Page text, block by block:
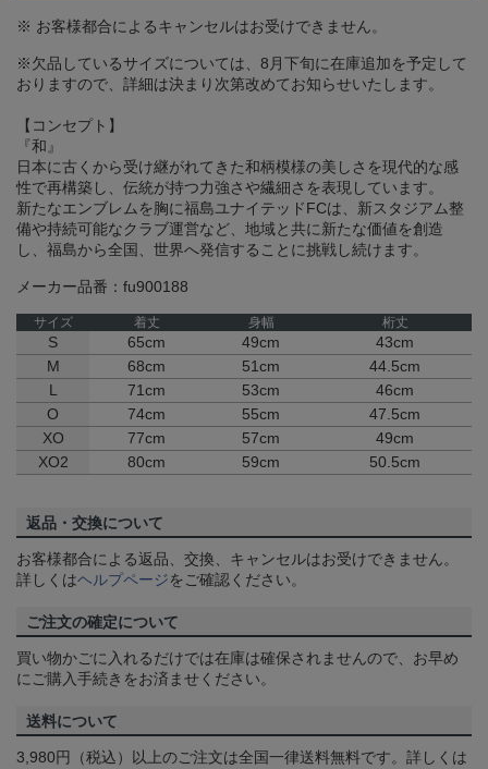
※ お客様都合によるキャンセルはお受けできません。
※欠品しているサイズについては、8月下旬に在庫追加を予定して
おりますので、詳細は決まり次第改めてお知らせいたします。
【コンセプト】
『和』
日本に古くから受け継がれてきた和柄模様の美しさを現代的な感
性で再構築し、伝統が持つ力強さや繊細さを表現しています。
新たなエンブレムを胸に福島ユナイテッドFCは、新スタジアム整
備や持続可能なクラブ運営など、地域と共に新たな価値を創造
し、福島から全国、世界へ発信することに挑戦し続けます。
メーカー品番：fu900188
サイズ 着丈 身幅 桁丈
S 65cm 49cm
43cm
M
68cm 51cm
44.5cm
L
71cm 53cm
46cm
O
74cm 55cm
47.5cm
XO
77cm 57cm
49cm
XO2
80cm 59cm 50.5cm
返品・交換について
お客様都合による返品、交換、キャンセルはお受けできません。
詳しくはヘルプページをご確認ください。
ご注文の確定について
買い物かごに入れるだけでは在庫は確保されませんので、お早め
にご購入手続きをお済ませください。
送料について
3,980円（税込）以上のご注文は全国一律送料無料です。詳しくは